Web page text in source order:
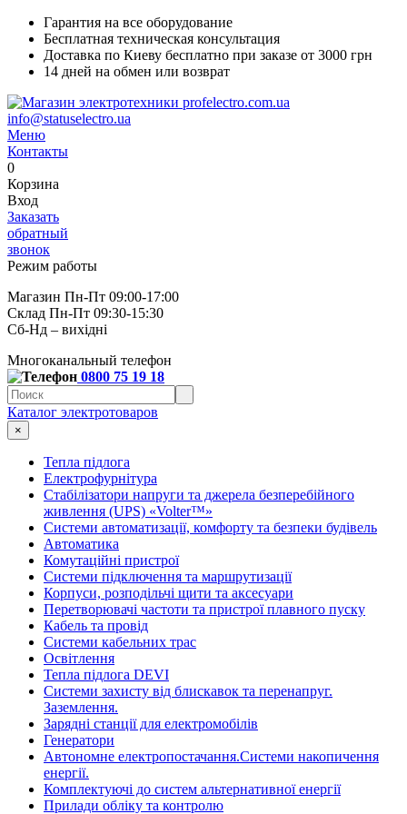
Гарантия на все оборудование
Бесплатная техническая консультация
Доставка по Киеву бесплатно при заказе от 3000 грн
14 дней на обмен или возврат
info@statuselectro.ua
Меню
Контакты
0
Корзина
Вход
Заказать
обратный
звонок
Режим работы
Магазин Пн-Пт 09:00-17:00
Склад Пн-Пт 09:30-15:30
Сб-Нд – вихідні
Многоканальный телефон
0800 75 19 18
Каталог электротоваров
×
Тепла підлога
Електрофурнітура
Cтабілізатори напруги та джерела безперебійного
живлення (UPS) «Volter™»
Системи автоматизації, комфорту та безпеки будівель
Автоматика
Комутаційні пристрої
Системи підключення та маршрутизації
Корпуси, розподільчі щити та аксесуари
Перетворювачі частоти та пристрої плавного пуску
Кабель та провід
Системи кабельних трас
Освітлення
Тепла підлога DEVI
Системи захисту від блискавок та перенапруг.
Заземлення.
Зарядні станції для електромобілів
Генератори
Автономне електропостачання.Системи накопичення
енергії.
Комплектуючі до систем альтернативної енергії
Прилади обліку та контролю